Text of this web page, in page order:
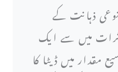
ذہانت کے
میں سے ایک
مقدار میں ڈیٹا کا